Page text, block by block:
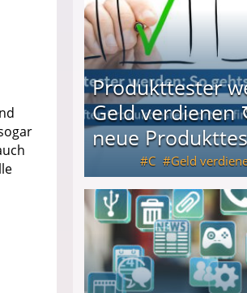
Produkttester
Geld verdienen
neue
C Geld
verdienen ↻ Täglich neue